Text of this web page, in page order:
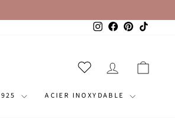
InstagramFacebook
Pinterest
SE
ACIER INOXYDABLE